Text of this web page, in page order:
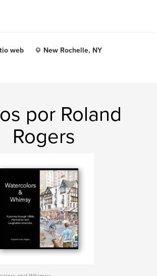
web New Rochelle, NY
por Roland
Rogers